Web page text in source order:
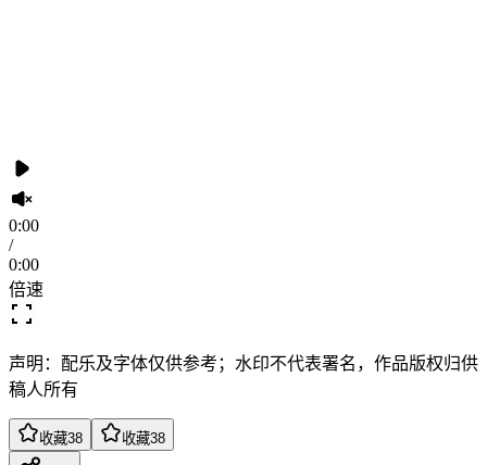
0:00
/
0:00
倍速
声明：配乐及字体仅供参考；水印不代表署名，作品版权归供
稿人所有
收藏38 收藏38